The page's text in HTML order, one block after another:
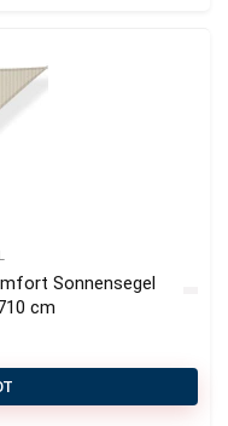
Sonnensegel
cm